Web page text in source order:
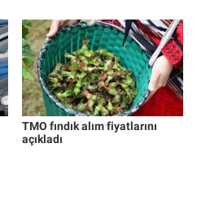
TMO fındık alım fiyatlarını
açıkladı